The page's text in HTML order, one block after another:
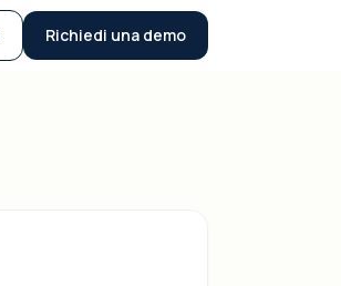
Richiedi una demo